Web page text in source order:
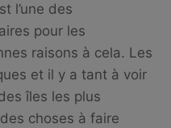
l’une des
pour les
raisons à cela. Les
et il y a tant à voir
îles les plus
choses à faire